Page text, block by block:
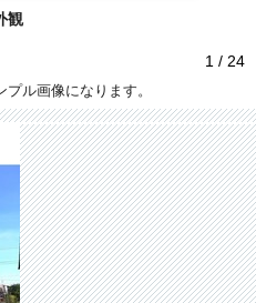
観
1 / 24
ル画像になります。